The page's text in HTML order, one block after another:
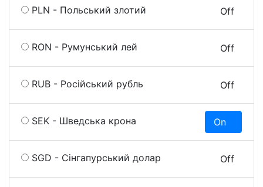
PLN - Польський злотий Off
RON - Румунський лей Off
RUB - Російський рубль Off
SEK - Шведська крона On
SGD - Сінгапурський долар Off